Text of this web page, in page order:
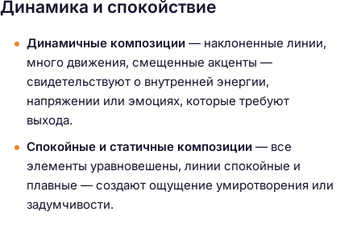
Динамика и спокойствие
Динамичные композиции — наклоненные линии,
много движения, смещенные акценты —
свидетельствуют о внутренней энергии,
напряжении или эмоциях, которые требуют
выхода.
Спокойные и статичные композиции — все
элементы уравновешены, линии спокойные и
плавные — создают ощущение умиротворения или
задумчивости.